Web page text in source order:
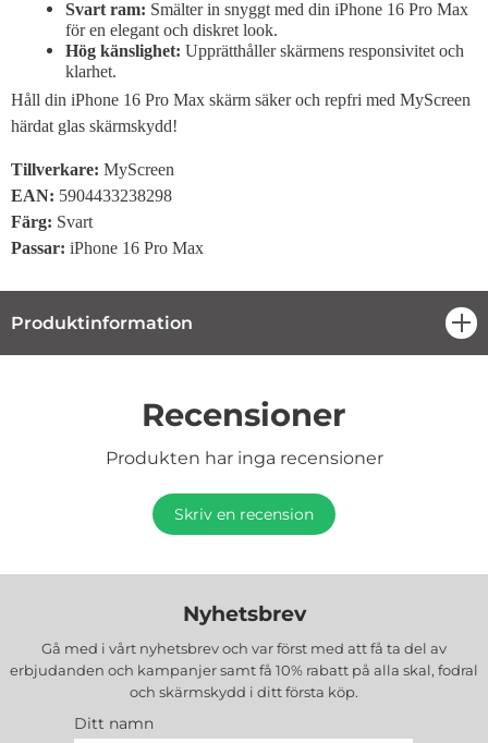
Svart ram: Smälter in snyggt med din iPhone 16 Pro Max
för en elegant och diskret look.
Hög känslighet: Upprätthåller skärmens responsivitet och
klarhet.
Håll din iPhone 16 Pro Max skärm säker och repfri med MyScreen
härdat glas skärmskydd!
Tillverkare: MyScreen
EAN: 5904433238298
Färg: Svart
Passar: iPhone 16 Pro Max
Produktinformation
Recensioner
Produkten har inga recensioner
Skriv en recension
Nyhetsbrev
Gå med i vårt nyhetsbrev och var först med att få ta del av
erbjudanden och kampanjer samt få 10% rabatt på alla skal, fodral
och skärmskydd i ditt första köp.
Ditt namn